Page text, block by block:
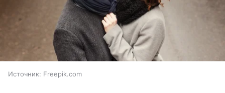
Источник: Freepik.com